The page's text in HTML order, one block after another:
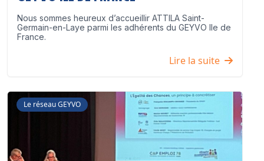
Nous sommes heureux d’accueillir ATTILA Saint-
Germain-en-Laye parmi les adhérents du GEYVO Ile de
France.
Lire la suite
Le réseau GEYVO